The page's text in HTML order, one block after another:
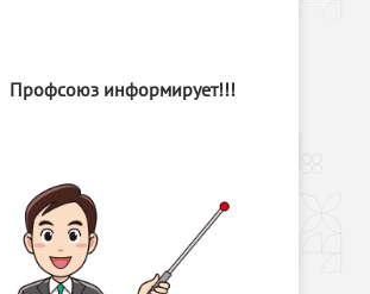
Профсоюз информирует!!!